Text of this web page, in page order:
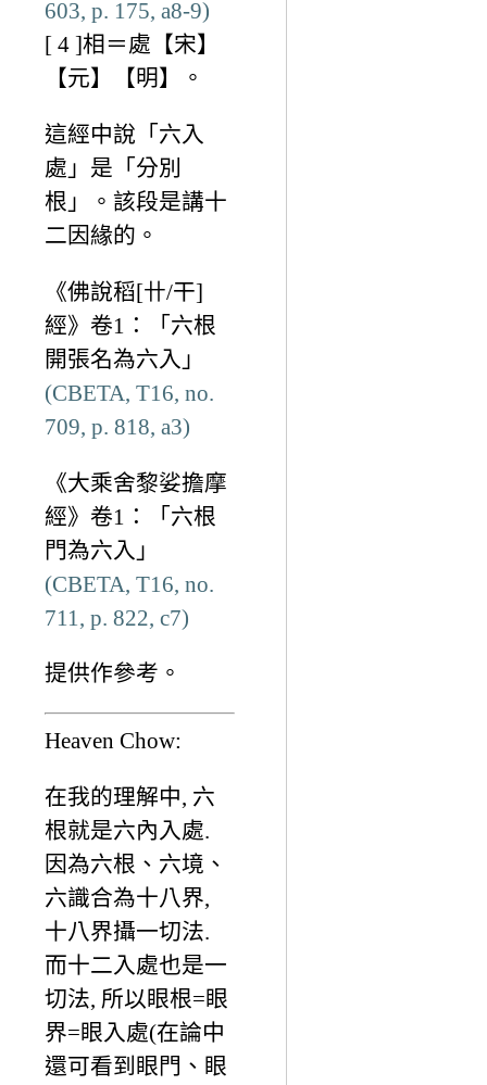
603, p. 175, a8-9)
[ 4 ]相＝處【宋】
【元】【明】。
這經中說「六入
處」是「分別
根」。該段是講十
二因緣的。
《佛說稻[卄/干]
經》卷1：「六根
開張名為六入」
(CBETA, T16, no.
709, p. 818, a3)
《大乘舍黎娑擔摩
經》卷1：「六根
門為六入」
(CBETA, T16, no.
711, p. 822, c7)
提供作參考。
Heaven Chow:
在我的理解中, 六
根就是六內入處.
因為六根、六境、
六識合為十八界,
十八界攝一切法.
而十二入處也是一
切法, 所以眼根=眼
界=眼入處(在論中
還可看到眼門、眼